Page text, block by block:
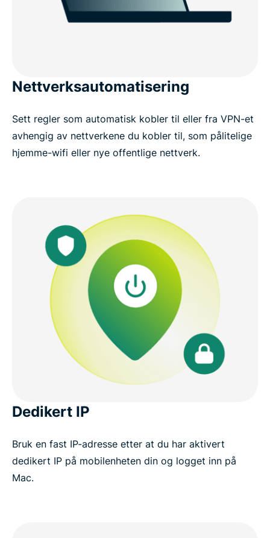
Nettverksautomatisering
Sett regler som automatisk kobler til eller fra VPN-et
avhengig av nettverkene du kobler til, som pålitelige
hjemme-wifi eller nye offentlige nettverk.
Dedikert IP
Bruk en fast IP-adresse etter at du har aktivert
dedikert IP på mobilenheten din og logget inn på
Mac.